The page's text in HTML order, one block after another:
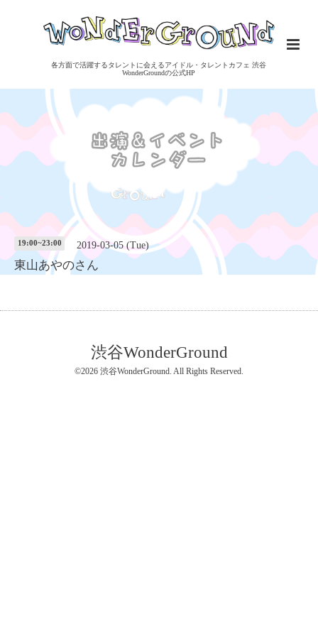
各方面で活躍するタレントに会えるアイドル・タレントカフェ 渋谷
WonderGroundの公式HP
19:00~23:00 2019-03-05 (Tue)
東山あやのさん
渋谷WonderGround
©2026 渋谷WonderGround. All Rights Reserved.